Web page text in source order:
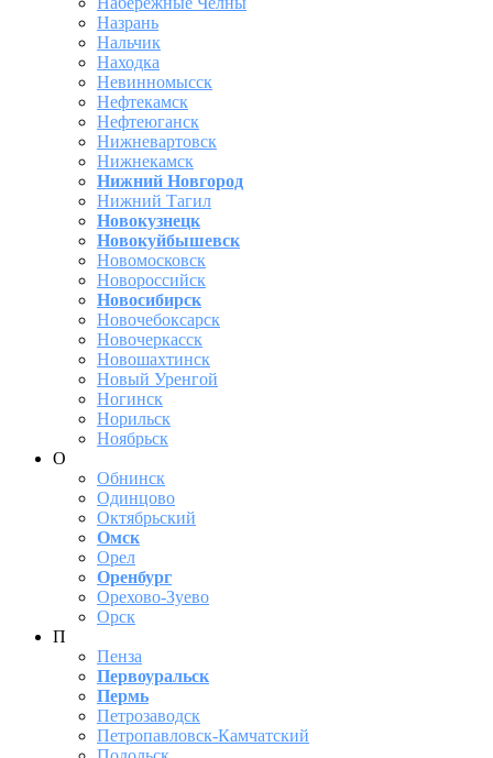
Назрань
Нальчик
Находка
Невинномысск
Нефтекамск
Нефтеюганск
Нижневартовск
Нижнекамск
Нижний Новгород
Нижний Тагил
Новокузнецк
Новокуйбышевск
Новомосковск
Новороссийск
Новосибирск
Новочебоксарск
Новочеркасск
Новошахтинск
Новый Уренгой
Ногинск
Норильск
Ноябрьск
О
Обнинск
Одинцово
Октябрьский
Омск
Орел
Оренбург
Орехово-Зуево
Орск
П
Пенза
Первоуральск
Пермь
Петрозаводск
Петропавловск-Камчатский